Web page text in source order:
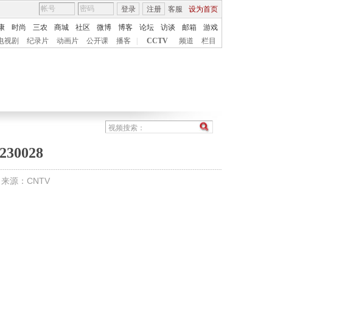
客服 设为首页
登录 注册
时尚 三农 商城 社区 微博 博客 论坛 访谈 邮箱
游戏
视剧 纪录片 动画片 公开课 播客 CCTV 频道 栏目
来源：CNTV